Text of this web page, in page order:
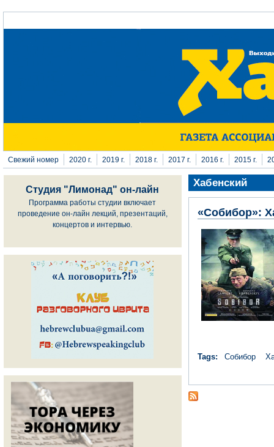
Перейти к основному содержанию
Свежий номер 2020 г. 2019 г. 2018 г. 2017 г. 2016 г. 2015 г.
Студия "Лимонад" он-лайн
Программа работы студии включает
проведение он-лайн лекций, презентаций,
концертов и интервью.
Хабенский
«Собибор»:
Tags: Собибор